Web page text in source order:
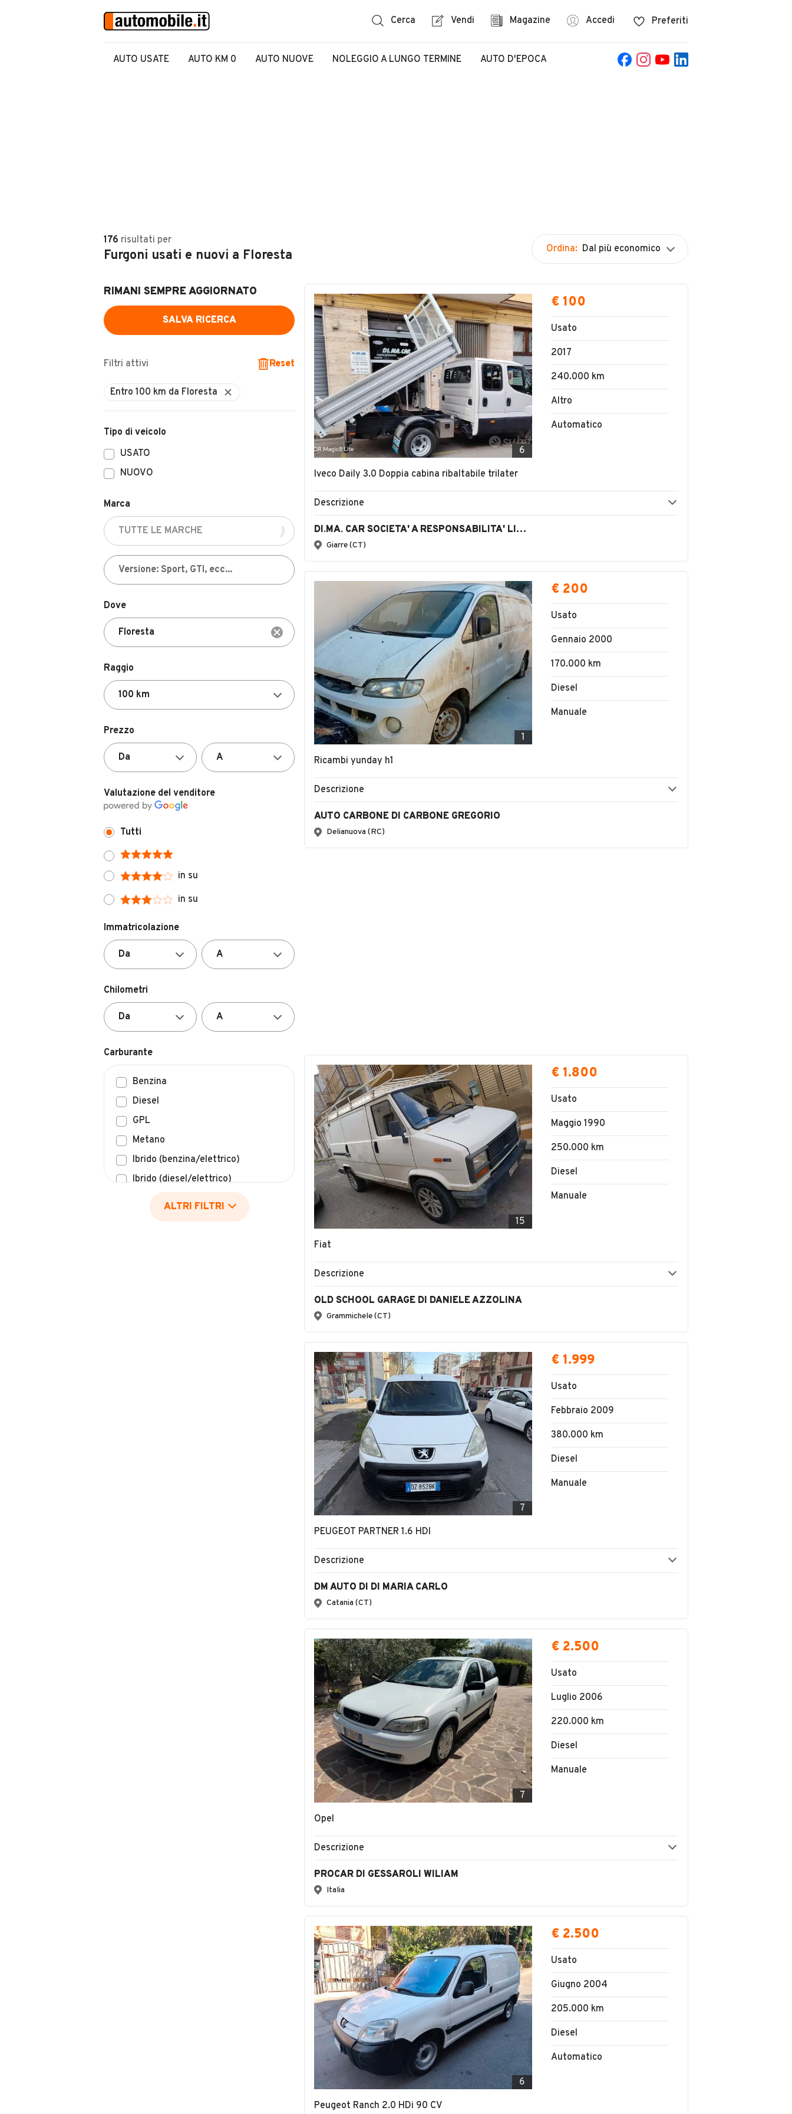
Cerca Vendi Magazine Accedi Preferiti
AUTO USATE AUTO KM 0 AUTO NUOVE NOLEGGIO A LUNGO TERMINE AUTO D'EPOCA
176 risultati per
Furgoni usati e nuovi a Floresta Ordina: Dal più economico
RIMANI SEMPRE AGGIORNATO
SALVA RICERCA
Filtri attivi Reset
Tipo di veicolo
USATO
NUOVO
Marca
Dove
Raggio
Prezzo
Valutazione del venditore
Tutti
in su
in su
Immatricolazione
Chilometri
Carburante
Benzina
Diesel
GPL
Metano
Ibrido (benzina/elettrico)
Ibrido (diesel/elettrico)
Elettrico
Idrogeno
ALTRI FILTRI
6
Iveco Daily 3.0 Doppia cabina ribaltabile trilater
€ 100
Usato
2017
240.000 km
Altro
Automatico
Descrizione
DI.MA. CAR SOCIETA' A RESPONSABILITA' LIMITATA SEMPLIFICATA
Giarre (CT)
1
Ricambi yunday h1
€ 200
Usato
Gennaio 2000
170.000 km
Diesel
Manuale
Descrizione
AUTO CARBONE DI CARBONE GREGORIO
Delianuova (RC)
15
Fiat
€ 1.800
Usato
Maggio 1990
250.000 km
Diesel
Manuale
Descrizione
OLD SCHOOL GARAGE DI DANIELE AZZOLINA
Grammichele (CT)
7
PEUGEOT PARTNER 1.6 HDI
€ 1.999
Usato
Febbraio 2009
380.000 km
Diesel
Manuale
Descrizione
DM AUTO DI DI MARIA CARLO
Catania (CT)
7
Opel
€ 2.500
Usato
Luglio 2006
220.000 km
Diesel
Manuale
Descrizione
PROCAR DI GESSAROLI WILIAM
Italia
6
Peugeot Ranch 2.0 HDi 90 CV
€ 2.500
Usato
Giugno 2004
205.000 km
Diesel
Automatico